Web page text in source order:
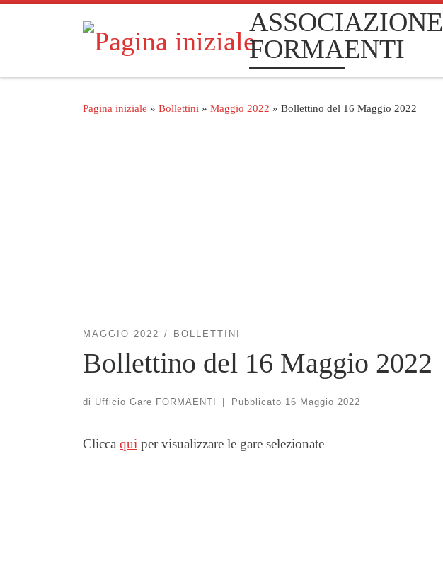
Passa al contenuto
ASSOCIAZIONE
FORMAENTI
Pagina iniziale » Bollettini » Maggio 2022 » Bollettino del 16 Maggio 2022
MAGGIO 2022 BOLLETTINI
Bollettino del 16 Maggio 2022
di Ufficio Gare FORMAENTI Pubblicato 16 Maggio 2022
Clicca qui per visualizzare le gare selezionate